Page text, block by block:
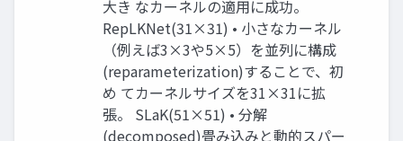
大き なカーネルの適用に成功。
RepLKNet(31×31) • 小さなカーネル
（例えば3×3や5×5）を並列に構成
(reparameterization)することで、初
め てカーネルサイズを31×31に拡
張。 SLaK(51×51) • 分解
(decomposed)畳み込みと動的スパー